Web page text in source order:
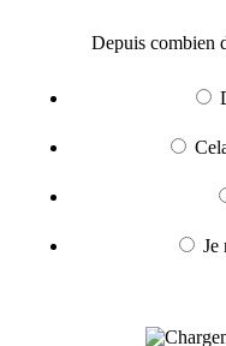
Depuis combien
Je